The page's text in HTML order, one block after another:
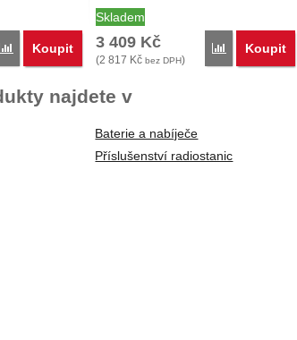
Porovnat
Koupit
Skladem
3 409 Kč
(2 817 Kč bez DPH)
Porovnat
Koupit
najdete v
Baterie a nabíječe
Příslušenství radiostanic